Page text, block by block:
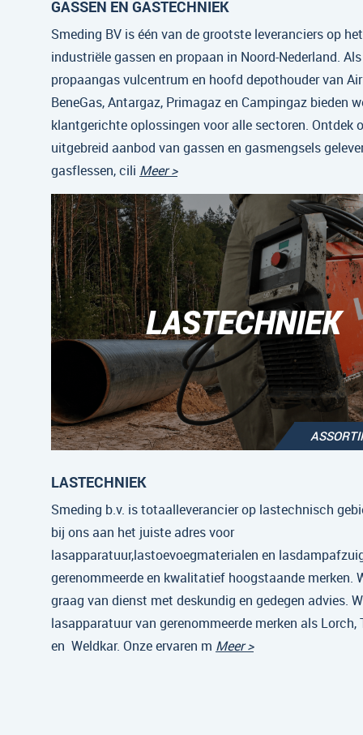
GASSEN EN GASTECHNIEK
Smeding BV is één van de grootste leveranciers op
industriële gassen en propaan in Noord-Nederland.
propaangas vulcentrum en hoofd depothouder van
BeneGas, Antargaz, Primagaz en Campingaz bieden
klantgerichte oplossingen voor alle sectoren. Ontdek
uitgebreid aanbod van gassen en gasmengsels
gasflessen, cili Meer >
LASTECHNIEK
LASTECHNIEK
Smeding b.v. is totaalleverancier op lastechnisch
bij ons aan het juiste adres voor
lasapparatuur,lastoevoegmaterialen en
gerenommeerde en kwalitatief hoogstaande merken.
graag van dienst met deskundig en gedegen advies.
lasapparatuur van gerenommeerde merken als Lorch,
en Weldkar. Onze ervaren m Meer >